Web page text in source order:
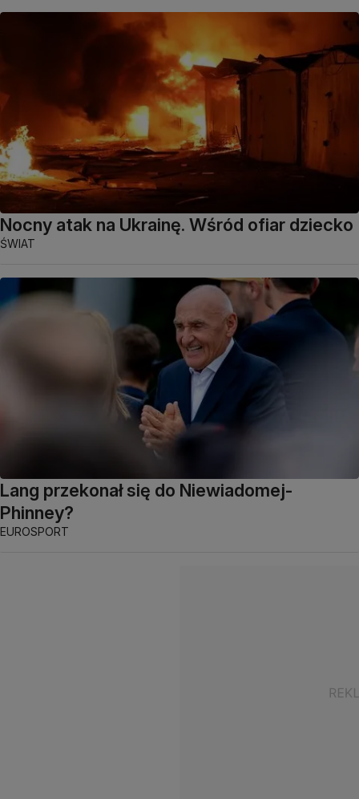
Nocny atak na Ukrainę. Wśród ofiar dziecko
ŚWIAT
Lang przekonał się do Niewiadomej-
Phinney?
EUROSPORT